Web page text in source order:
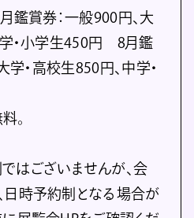
鑑賞券：一般900円、大
学・小学生450円 8月鑑
学・高校生850円、中学・
。
はございませんが、会
日時予約制となる場合が